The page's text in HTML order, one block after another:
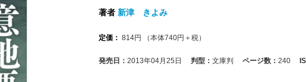
著者 新津 きよみ
定価： 814円 （本体740円＋税）
発売日： 2013年04月25日 判型： 文庫判 ページ数： 240